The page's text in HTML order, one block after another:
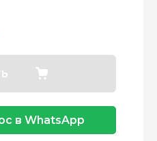
в WhatsApp
Через 4
недели
–
недель